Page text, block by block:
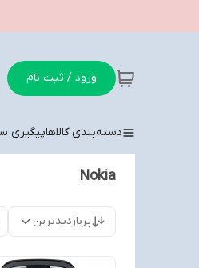
ورود / ثبت نام
دسته‌بندی کالاهاپیگیری
Nokia
پربازدیدترین